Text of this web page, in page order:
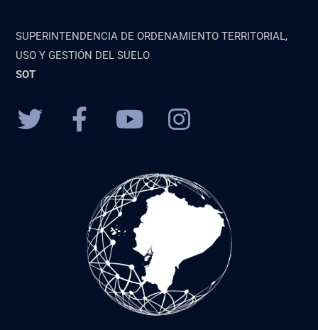
SUPERINTENDENCIA DE ORDENAMIENTO TERRITORIAL,
USO Y GESTIÓN DEL SUELO
SOT